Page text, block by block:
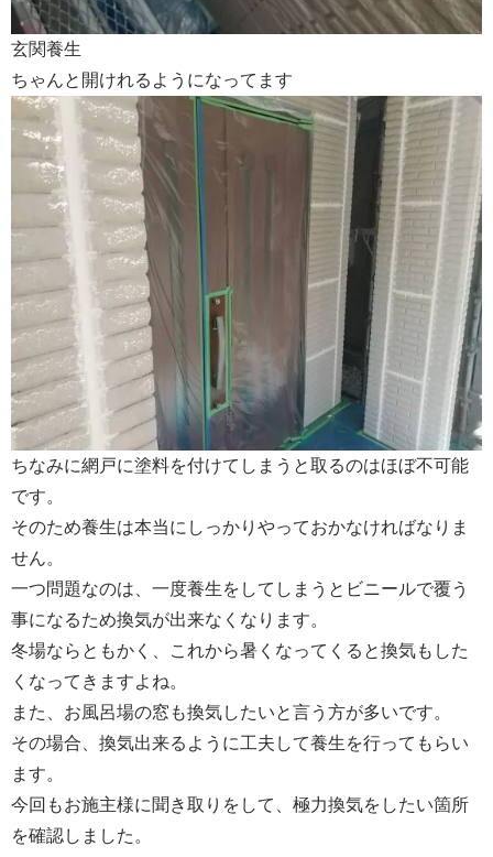
玄関養生
ちゃんと開けれるようになってます
ちなみに網戸に塗料を付けてしまうと取るのはほぼ不可能
です。
そのため養生は本当にしっかりやっておかなければなりま
せん。
一つ問題なのは、一度養生をしてしまうとビニールで覆う
事になるため換気が出来なくなります。
冬場ならともかく、これから暑くなってくると換気もした
くなってきますよね。
また、お風呂場の窓も換気したいと言う方が多いです。
その場合、換気出来るように工夫して養生を行ってもらい
ます。
今回もお施主様に聞き取りをして、極力換気をしたい箇所
を確認しました。